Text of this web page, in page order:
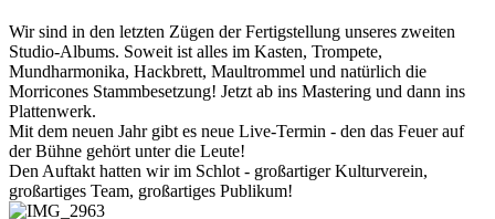
Wir sind in den letzten Zügen der Fertigstellung unseres zweiten
Studio-Albums. Soweit ist alles im Kasten, Trompete,
Mundharmonika, Hackbrett, Maultrommel und natürlich die
Morricones Stammbesetzung! Jetzt ab ins Mastering und dann ins
Plattenwerk.
Mit dem neuen Jahr gibt es neue Live-Termin - den das Feuer auf
der Bühne gehört unter die Leute!
Den Auftakt hatten wir im Schlot - großartiger Kulturverein,
großartiges Team, großartiges Publikum!